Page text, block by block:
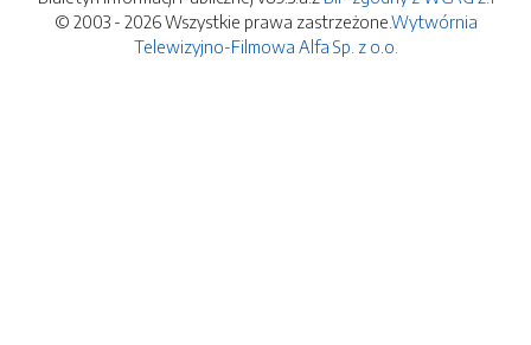
© 2003 - 2026 Wszystkie prawa zastrzeżone.Wytwórnia
Telewizyjno-Filmowa Alfa Sp. z o.o.